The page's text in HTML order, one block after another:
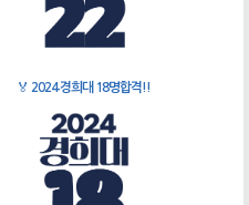
🏅 2024 경희대 18명합격!!